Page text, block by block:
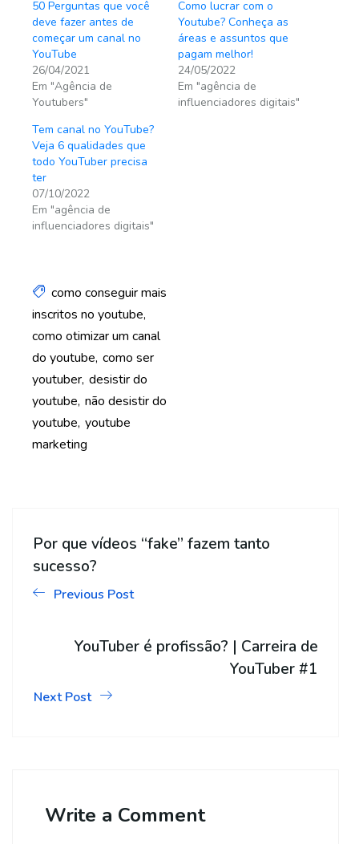
50 Perguntas que você
deve fazer antes de
começar um canal no
YouTube
26/04/2021
Em "Agência de
Youtubers"
Como lucrar com o
Youtube? Conheça as
áreas e assuntos que
pagam melhor!
24/05/2022
Em "agência de
influenciadores digitais"
Tem canal no YouTube?
Veja 6 qualidades que
todo YouTuber precisa
ter
07/10/2022
Em "agência de
influenciadores digitais"
como conseguir mais
inscritos no youtube
como otimizar um canal
do youtube como ser
youtuber desistir do
youtube não desistir do
youtube youtube
marketing
Por que vídeos “fake” fazem tanto
sucesso?
Previous Post
YouTuber é profissão? | Carreira de
YouTuber #1
Next Post
Write a Comment